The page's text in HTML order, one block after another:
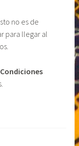
no es de
para llegar al
Condiciones